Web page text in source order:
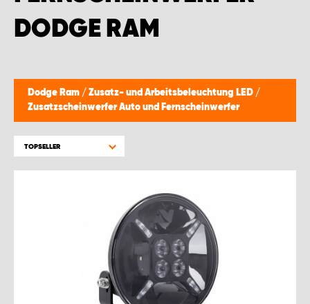
DODGE RAM
Dodge Ram / Zusatz- und Arbeitsbeleuchtung LED /
Zusatzscheinwerfer Auto und Fernscheinwerfer
TOPSELLER
WORK SYSTEM BRÜSSEL
WORK SYSTEM NAMEN
WORK SYSTEM WORK SYSTEM BRÜGGE